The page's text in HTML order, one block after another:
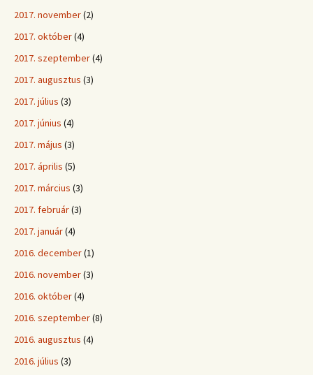
2017. november(2)
2017. október(4)
2017. szeptember(4)
2017. augusztus (3)
2017. július (3)
2017. június (4)
2017. május (3)
2017. április (5)
2017. március (3)
2017. február(3)
2017. január(4)
2016. december(1)
2016. november(3)
2016. október(4)
2016. szeptember(8)
2016. augusztus (4)
2016. július (3)